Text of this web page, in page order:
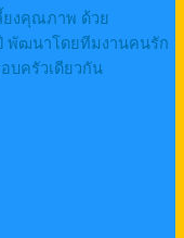
ยงคุณภาพ ด้วย
พัฒนาโดยทีมงานคนรัก
บครัวเดียวกัน